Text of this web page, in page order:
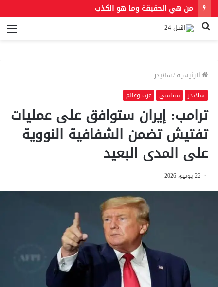
من هي الحقيقة وما هو الكذب
بحث
الرئيسية/سلايدر
سلايدر سياسي عرب وعالم
ترامب: إيران ستوافق على عمليات
تفتيش تضمن الشفافية النووية
على المدى البعيد
22 يونيو، 2026